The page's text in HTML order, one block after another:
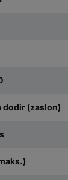
dodir (zaslon)